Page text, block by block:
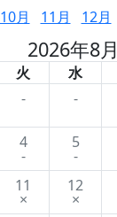
10月 11月 12月
2026年8月
火 水
- -
4
-
5
-
11
×
12
×